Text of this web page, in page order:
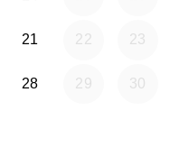
21 22 23
28 29 30